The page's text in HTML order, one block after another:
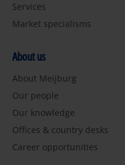
Services
Market specialisms
About us
About Meijburg
Our people
Our knowledge
Offices & country desks
Career opportunities